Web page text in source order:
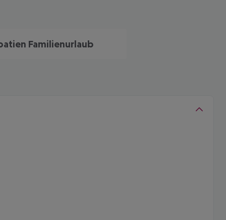
Familienurlaub